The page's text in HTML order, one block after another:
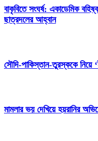
বাকৃবিতে সংঘর্ষ: একাডেমিক
ছাত্রদলের আহ্বান
সৌদি-পাকিস্তান-তুরস্ককে নিয়ে
মামলার ভয় দেখিয়ে হয়রানির